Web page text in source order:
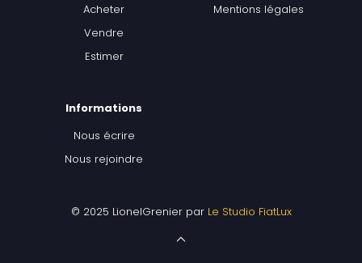
Acheter
Vendre
Estimer
Mentions légales
Informations
Nous écrire
Nous rejoindre
© 2025 LionelGrenier par Le Studio FiatLux